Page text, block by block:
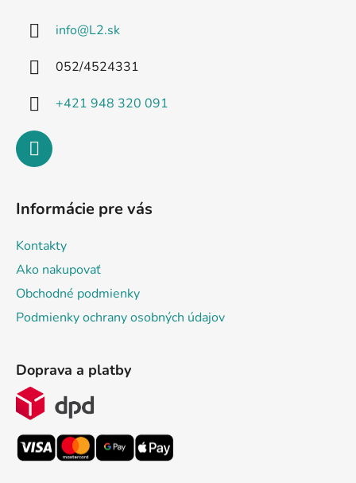
info@L2.sk
052/4524331
+421 948 320 091
Informácie pre vás
Kontakty
Ako nakupovať
Obchodné podmienky
Podmienky ochrany osobných údajov
Doprava a platby